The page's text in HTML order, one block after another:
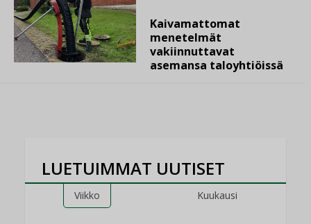
Kaivamattomat
menetelmät
vakiinnuttavat
asemansa taloyhtiöissä
LUETUIMMAT UUTISET
Viikko Kuukausi